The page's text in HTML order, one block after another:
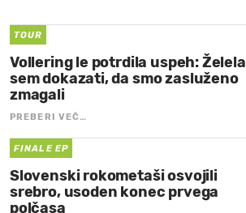
TOUR
Vollering le potrdila uspeh: Želela
sem dokazati, da smo zasluženo
zmagali
PREBERI VEČ…
FINALE EP
Slovenski rokometaši osvojili
srebro, usoden konec prvega
polčasa